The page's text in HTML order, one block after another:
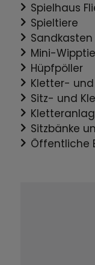
Spielhaus
Spieltiere
Sandkasten
Mini-
Hüpfpöller
Kletter-
Sitz- und
Sitzbänke
Öffentliche